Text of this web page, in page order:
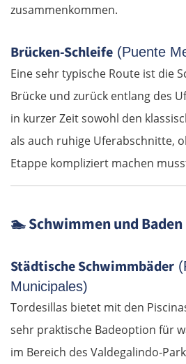
zusammenkommen.
Brücken-Schleife (Puente
Eine sehr typische Route ist die
Brücke und zurück entlang des
in kurzer Zeit sowohl den
als auch ruhige Uferabschnitte,
Etappe kompliziert machen
🏊Schwimmen und
Städtische Schwimmbäder
Municipales)
Tordesillas bietet mit den
sehr praktische Badeoption für
im Bereich des Valdegalindo-
Sibiu
Râmnicu Vâlcea
Bukarest
Rasgrad
Warna